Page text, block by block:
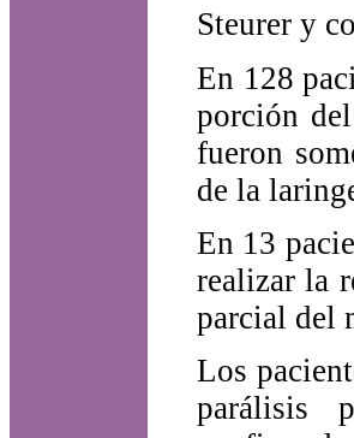
Steurer y
En 128
porción
fueron
de la
En 13
realizar la
parcial del
Los
parálisis